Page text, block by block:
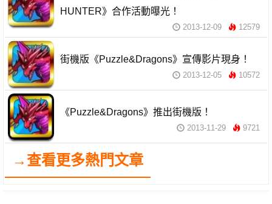
HUNTER》合作活動曝光！
2013-12-09 12579
街機版《Puzzle&Dragons》宣傳影片現身！
2013-12-05 10572
《Puzzle&Dragons》推出街機版！
2013-11-29 9721
→查看更多熱門文章